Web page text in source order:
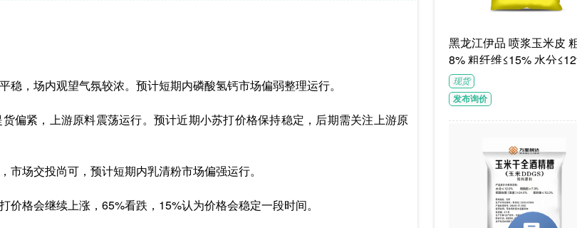
，场内观望气氛较浓。预计短期内磷酸氢钙市场偏弱整理运行。
偏紧，上游原料震荡运行。预计近期小苏打价格保持稳定，后期需关注上游原
场交投尚可，预计短期内乳清粉市场偏强运行。
格会继续上涨，65%看跌，15%认为价格会稳定一段时间。
黑龙江伊品 喷浆玉米皮 粗蛋白≥1
8% 粗纤维≤15% 水分
G/袋饲料级褐色或浅褐
体
现货
发布询价